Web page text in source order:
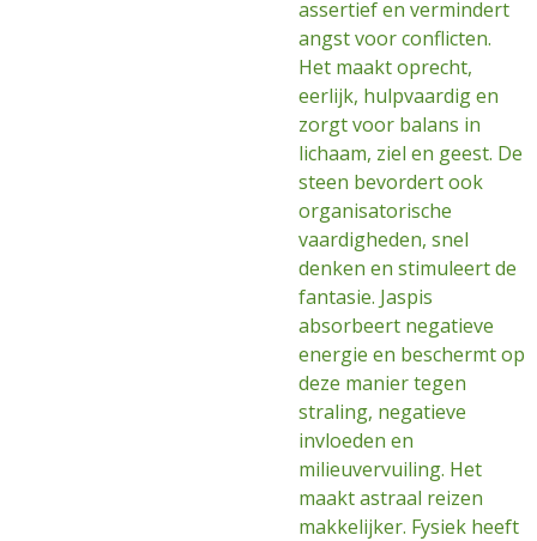
assertief en vermindert
angst voor conflicten.
Het maakt oprecht,
eerlijk, hulpvaardig en
zorgt voor balans in
lichaam, ziel en geest. De
steen bevordert ook
organisatorische
vaardigheden, snel
denken en stimuleert de
fantasie. Jaspis
absorbeert negatieve
energie en beschermt op
deze manier tegen
straling, negatieve
invloeden en
milieuvervuiling. Het
maakt astraal reizen
makkelijker. Fysiek heeft